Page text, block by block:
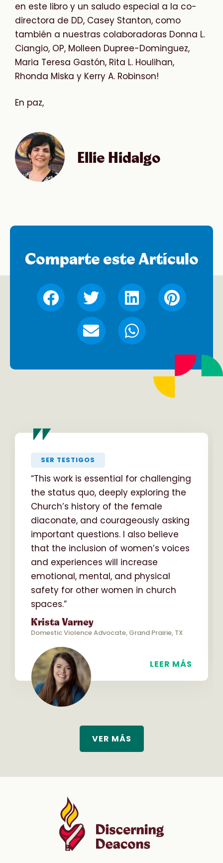
en este libro y un saludo especial a la co-
directora de DD, Casey Stanton, como
también a nuestras colaboradoras Donna L.
Ciangio, OP, Molleen Dupree-Dominguez,
Maria Teresa Gastón, Rita L. Houlihan,
Rhonda Miska y Kerry A. Robinson!
En paz,
Ellie Hidalgo
Comparte este Artículo
"SER TESTIGOS
“This work is essential for challenging
the status quo, deeply exploring the
Church’s history of the female
diaconate, and courageously asking
important questions. I also believe
that the inclusion of women’s voices
and experiences will increase
emotional, mental, and physical
safety for other women in church
spaces.”
Krista Varney
Domestic Violence Advocate, Grand Prairie, TX
LEER MÁS
VER MÁS